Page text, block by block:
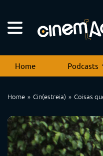
Home Podcasts
Home Cin(estreia) Coisas